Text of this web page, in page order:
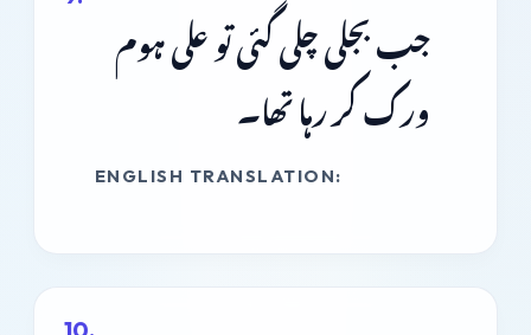
جب بجلی چلی گئی تو علی ہوم
ورک کر رہا تھا۔
ENGLISH TRANSLATION: